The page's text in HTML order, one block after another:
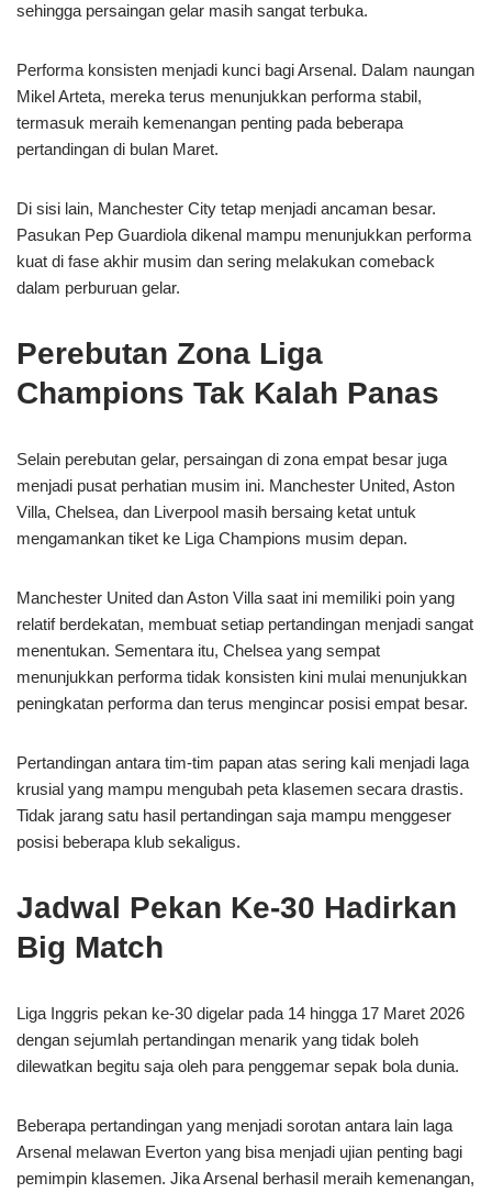
sehingga persaingan gelar masih sangat terbuka.
Performa konsisten menjadi kunci bagi Arsenal. Dalam naungan
Mikel Arteta, mereka terus menunjukkan performa stabil,
termasuk meraih kemenangan penting pada beberapa
pertandingan di bulan Maret.
Di sisi lain, Manchester City tetap menjadi ancaman besar.
Pasukan Pep Guardiola dikenal mampu menunjukkan performa
kuat di fase akhir musim dan sering melakukan comeback
dalam perburuan gelar.
Perebutan Zona Liga
Champions Tak Kalah Panas
Selain perebutan gelar, persaingan di zona empat besar juga
menjadi pusat perhatian musim ini. Manchester United, Aston
Villa, Chelsea, dan Liverpool masih bersaing ketat untuk
mengamankan tiket ke Liga Champions musim depan.
Manchester United dan Aston Villa saat ini memiliki poin yang
relatif berdekatan, membuat setiap pertandingan menjadi sangat
menentukan. Sementara itu, Chelsea yang sempat
menunjukkan performa tidak konsisten kini mulai menunjukkan
peningkatan performa dan terus mengincar posisi empat besar.
Pertandingan antara tim-tim papan atas sering kali menjadi laga
krusial yang mampu mengubah peta klasemen secara drastis.
Tidak jarang satu hasil pertandingan saja mampu menggeser
posisi beberapa klub sekaligus.
Jadwal Pekan Ke-30 Hadirkan
Big Match
Liga Inggris pekan ke-30 digelar pada 14 hingga 17 Maret 2026
dengan sejumlah pertandingan menarik yang tidak boleh
dilewatkan begitu saja oleh para penggemar sepak bola dunia.
Beberapa pertandingan yang menjadi sorotan antara lain laga
Arsenal melawan Everton yang bisa menjadi ujian penting bagi
pemimpin klasemen. Jika Arsenal berhasil meraih kemenangan,